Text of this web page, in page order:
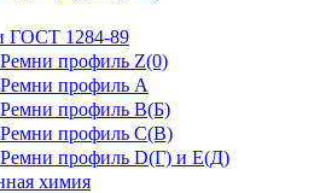
ГОСТ 1284-89
Ремни профиль Z(0)
Ремни профиль А
Ремни профиль В(Б)
Ремни профиль С(В)
Ремни профиль D(Г) и E(Д)
химия